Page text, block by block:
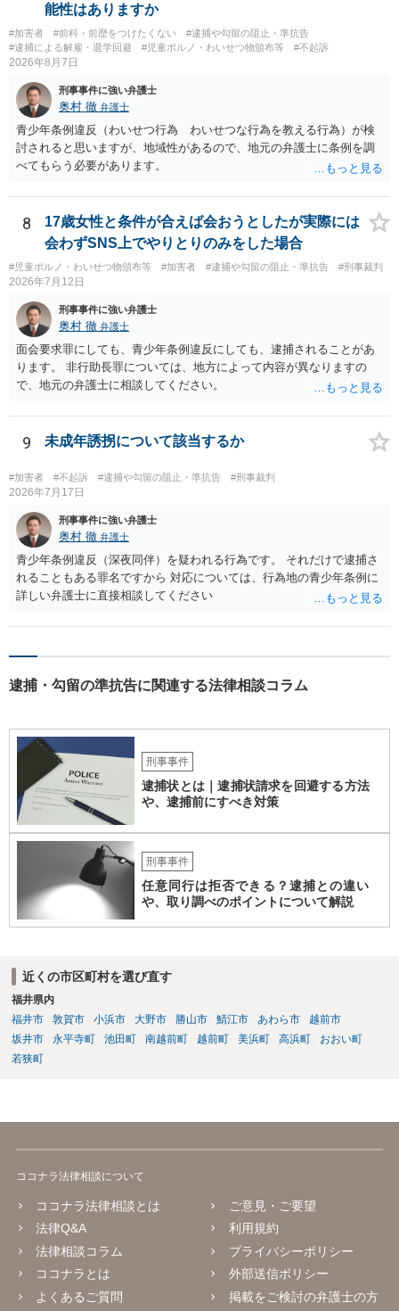
能性はありますか
#加害者 #前科・前歴をつけたくない
#逮捕や勾留の阻止・準抗告
#逮捕による解雇・退学回避
#児童ポルノ・わいせつ物頒布等 #不起訴
2026年8月7日
刑事事件に強い弁護士
奥村 徹 弁護士
青少年条例違反（わいせつ行為 わいせつな行為を教える行為）が検
討されると思いますが、地域性があるので、地元の弁護士に条例を調
べてもらう必要があります。
8
17歳女性と条件が合えば会おうとしたが実際には
会わずSNS上でやりとりのみをした場合
#児童ポルノ・わいせつ物頒布等 #加害者 #逮捕や勾留の阻止・準抗告 #刑事裁判
2026年7月12日
刑事事件に強い弁護士
奥村 徹 弁護士
面会要求罪にしても、青少年条例違反にしても、逮捕されることがあ
ります。 非行助長罪については、地方によって内容が異なりますの
で、地元の弁護士に相談してください。
9 未成年誘拐について該当するか
#加害者 #不起訴 #逮捕や勾留の阻止・準抗告 #刑事裁判
2026年7月17日
刑事事件に強い弁護士
奥村 徹 弁護士
青少年条例違反（深夜同伴）を疑われる行為です。 それだけで逮捕さ
れることもある罪名ですから 対応については、行為地の青少年条例に
詳しい弁護士に直接相談してください
逮捕・勾留の準抗告に関連する法律相談コラム
刑事事件
逮捕状とは｜逮捕状請求を回避する方法
や、逮捕前にすべき対策
刑事事件
任意同行は拒否できる？逮捕との違い
や、取り調べのポイントについて解説
近くの市区町村を選び直す
福井県内
福井市
敦賀市 小浜市 大野市 勝山市 鯖江市 あわら市
越前市
坂井市
永平寺町 池田町 南越前町 越前町 美浜町 高浜町
おおい町
若狭町
ココナラ法律相談について
ココナラ法律相談とは
法律Q&A
法律相談コラム
ココナラとは
よくあるご質問
ご意見・ご要望
利用規約
プライバシーポリシー
外部送信ポリシー
掲載をご検討の弁護士の方